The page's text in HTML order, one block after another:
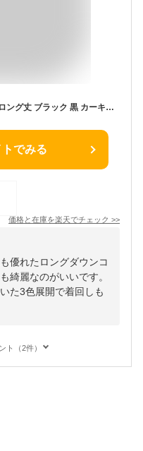
ダウンコート レディース フード付き ロング丈 ブラック 黒 カーキ ベージュ ミセス スタンドカラー ダウン コート 冬 大人 保温 防寒 暖かい 軽量 デイリー 秋 冬 アウター ブランド filomo カジュアル クリスマス ギフト プレゼント 6F (08000277r)
でみる
価格と在庫を楽天でチェック >>
優れたロングダウンコ
綺麗なのがいいです。
た3色展開で着回しも
ト（2件）